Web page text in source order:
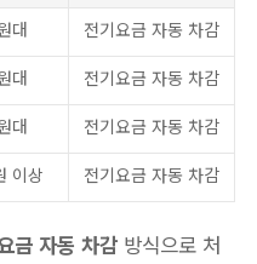
대
전기요금 자동 차감
대
전기요금 자동 차감
대
전기요금 자동 차감
이상 전기요금 자동 차감
금 자동 차감 방식으로 처